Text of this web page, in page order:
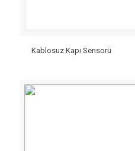
Kablosuz Kapı Sensorü